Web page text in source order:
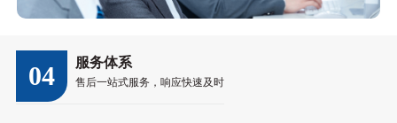
04 服务体系
售后一站式服务，响应快速及时